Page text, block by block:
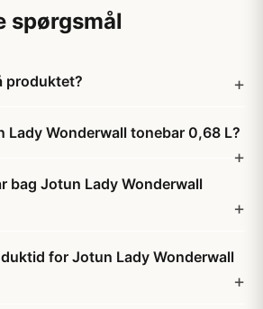
spørgsmål
produktet?
Lady Wonderwall tonebar 0,68 L?
bag Jotun Lady Wonderwall
for Jotun Lady Wonderwall